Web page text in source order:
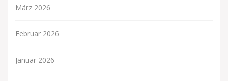
März 2026
Februar 2026
Januar 2026